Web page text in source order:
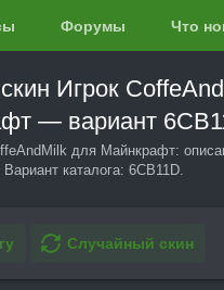
Форумы Что
Игрок
— вариант
для Майнкрафт:
Вариант каталога: 6CB11D.
Случайный скин